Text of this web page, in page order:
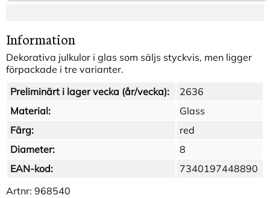
Information
Dekorativa julkulor i glas som säljs styckvis, men ligger
förpackade i tre varianter.
Preliminärt i lager vecka (år/vecka):
2636
Material:
Glass
Färg:
red
Diameter:
8
EAN-kod:
7340197448890
Artnr: 968540